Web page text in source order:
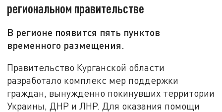
региональном правительстве
В регионе появится пять пунктов
временного размещения.
Правительство Курганской области
разработало комплекс мер поддержки
граждан, вынужденно покинувших территории
Украины, ДНР и ЛНР. Для оказания помощи